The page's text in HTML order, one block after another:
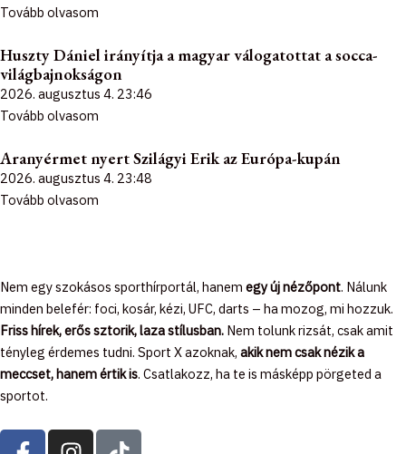
Tovább olvasom
Huszty Dániel irányítja a magyar válogatottat a socca-
világbajnokságon
2026. augusztus 4. 23:46
Tovább olvasom
Aranyérmet nyert Szilágyi Erik az Európa-kupán
2026. augusztus 4. 23:48
Tovább olvasom
Nem egy szokásos sporthírportál, hanem egy új nézőpont. Nálunk
minden belefér: foci, kosár, kézi, UFC, darts – ha mozog, mi hozzuk.
Friss hírek, erős sztorik, laza stílusban. Nem tolunk rizsát, csak amit
tényleg érdemes tudni. Sport X azoknak, akik nem csak nézik a
meccset, hanem értik is. Csatlakozz, ha te is másképp pörgeted a
sportot.
F I T